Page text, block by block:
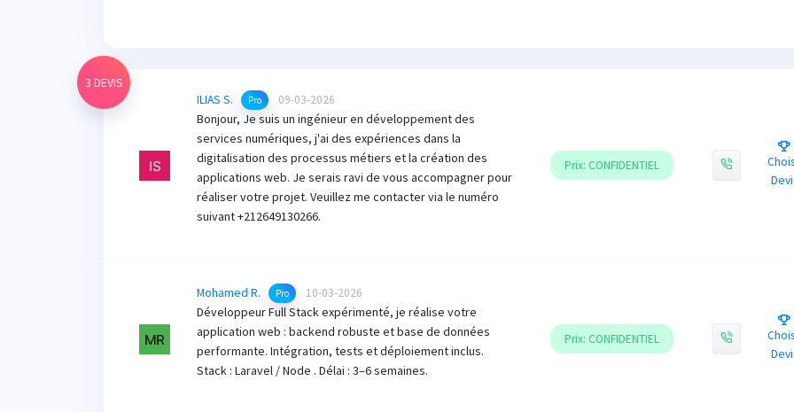
3 DEVIS
ILIAS S.
Pro 09-03-2026
Bonjour, Je suis un ingénieur en développement des
services numériques, j'ai des expériences dans la
digitalisation des processus métiers et la création des
applications web. Je serais ravi de vous accompagner pour
réaliser votre projet. Veuillez me contacter via le numéro
suivant +212649130266.
Prix: CONFIDENTIEL
Mohamed R. Pro 10-03-2026
Développeur Full Stack expérimenté, je réalise votre
application web : backend robuste et base de données
performante. Intégration, tests et déploiement inclus.
Stack : Laravel / Node . Délai : 3–6 semaines.
Prix: CONFIDENTIEL